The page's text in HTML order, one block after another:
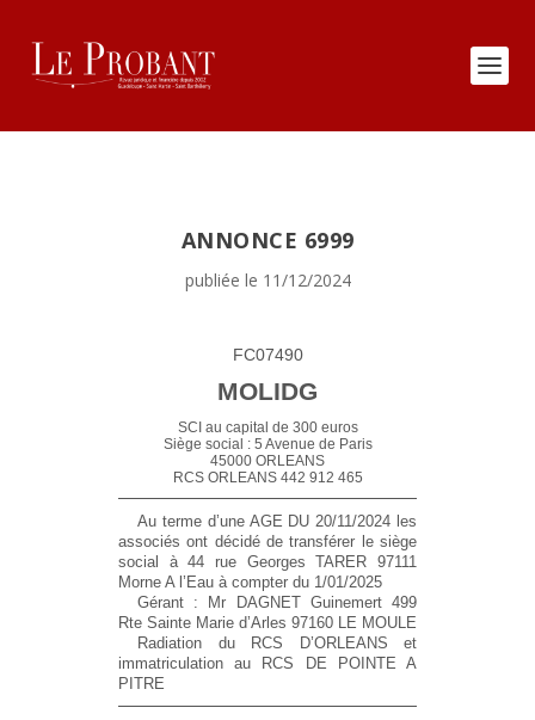
ANNONCE 6999
publiée le 11/12/2024
FC07490
MOLIDG
SCI au capital de 300 euros
Siège social : 5 Avenue de Paris
45000 ORLEANS
RCS ORLEANS 442 912 465
Au terme d’une AGE DU 20/11/2024 les
associés ont décidé de transférer le siège
social à 44 rue Georges TARER 97111
Morne A l’Eau à compter du 1/01/2025
Gérant : Mr DAGNET Guinemert 499
Rte Sainte Marie d’Arles 97160 LE MOULE
Radiation du RCS D’ORLEANS et
immatriculation au RCS DE POINTE A
PITRE